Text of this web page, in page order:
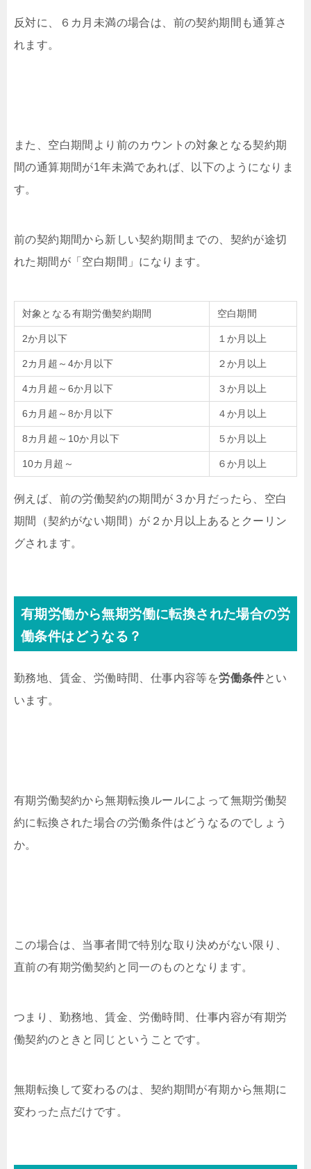
反対に、６カ月未満の場合は、前の契約期間も通算さ
れます。
また、空白期間より前のカウントの対象となる契約期
間の通算期間が1年未満であれば、以下のようになりま
す。
前の契約期間から新しい契約期間までの、契約が途切
れた期間が「空白期間」になります。
対象となる有期労働契約期間 空白期間
2か月以下 １か月以上
2カ月超～4か月以下 ２か月以上
4カ月超～6か月以下 ３か月以上
6カ月超～8か月以下 ４か月以上
8カ月超～10か月以下 ５か月以上
10カ月超～ ６か月以上
例えば、前の労働契約の期間が３か月だったら、空白
期間（契約がない期間）が２か月以上あるとクーリン
グされます。
有期労働から無期労働に転換された場合の労
働条件はどうなる？
勤務地、賃金、労働時間、仕事内容等を労働条件とい
います。
有期労働契約から無期転換ルールによって無期労働契
約に転換された場合の労働条件はどうなるのでしょう
か。
この場合は、当事者間で特別な取り決めがない限り、
直前の有期労働契約と同一のものとなります。
つまり、勤務地、賃金、労働時間、仕事内容が有期労
働契約のときと同じということです。
無期転換して変わるのは、契約期間が有期から無期に
変わった点だけです。